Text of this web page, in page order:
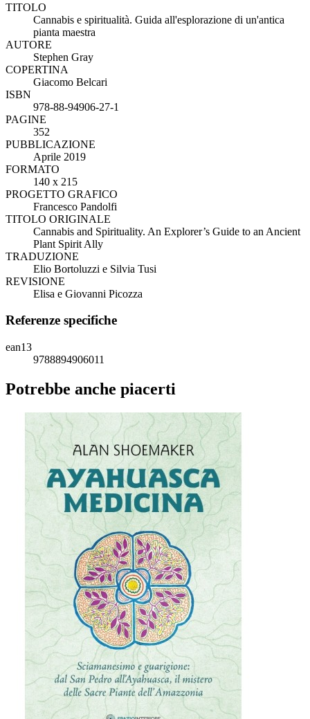
TITOLO
Cannabis e spiritualità. Guida all'esplorazione di un'antica
pianta maestra
AUTORE
Stephen Gray
COPERTINA
Giacomo Belcari
ISBN
978-88-94906-27-1
PAGINE
352
PUBBLICAZIONE
Aprile 2019
FORMATO
140 x 215
PROGETTO GRAFICO
Francesco Pandolfi
TITOLO ORIGINALE
Cannabis and Spirituality. An Explorer’s Guide to an Ancient
Plant Spirit Ally
TRADUZIONE
Elio Bortoluzzi e Silvia Tusi
REVISIONE
Elisa e Giovanni Picozza
Referenze specifiche
ean13
9788894906011
Potrebbe anche piacerti